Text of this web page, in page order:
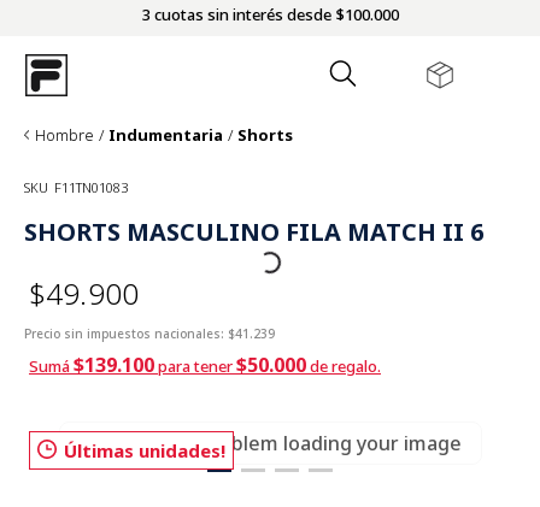
3 cuotas sin interés desde $100.000
Hombre Indumentaria Shorts
SKU F11TN01083
SHORTS MASCULINO FILA MATCH II 6
$49.900
Precio sin impuestos nacionales: $41.239
Sumá$139.100para tener$50.000de regalo.
Últimas unidades!
There was a problem loading your image